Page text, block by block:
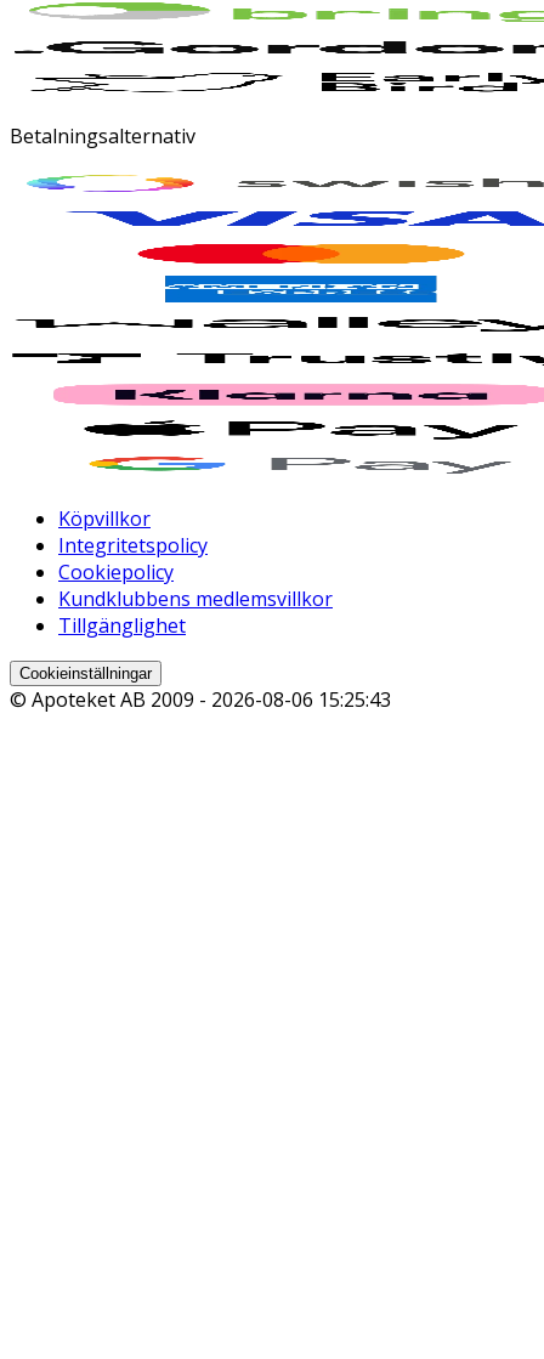
Betalningsalternativ
Köpvillkor
Integritetspolicy
Cookiepolicy
Kundklubbens medlemsvillkor
Tillgänglighet
Cookieinställningar
© Apoteket AB 2009 - 2026-08-06 15:25:43